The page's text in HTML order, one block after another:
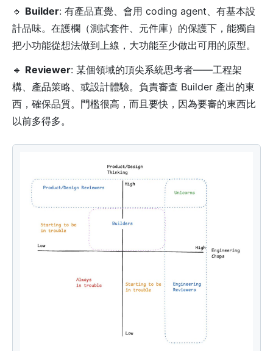
🔹 Builder: 有產品直覺、會用 coding agent、有基本設
計品味。在護欄（測試套件、元件庫）的保護下，能獨自
把小功能從想法做到上線，大功能至少做出可用的原型。
🔹 Reviewer: 某個領域的頂尖系統思考者——工程架
構、產品策略、或設計體驗。負責審查 Builder 產出的東
西，確保品質。門檻很高，而且要快，因為要審的東西比
以前多得多。